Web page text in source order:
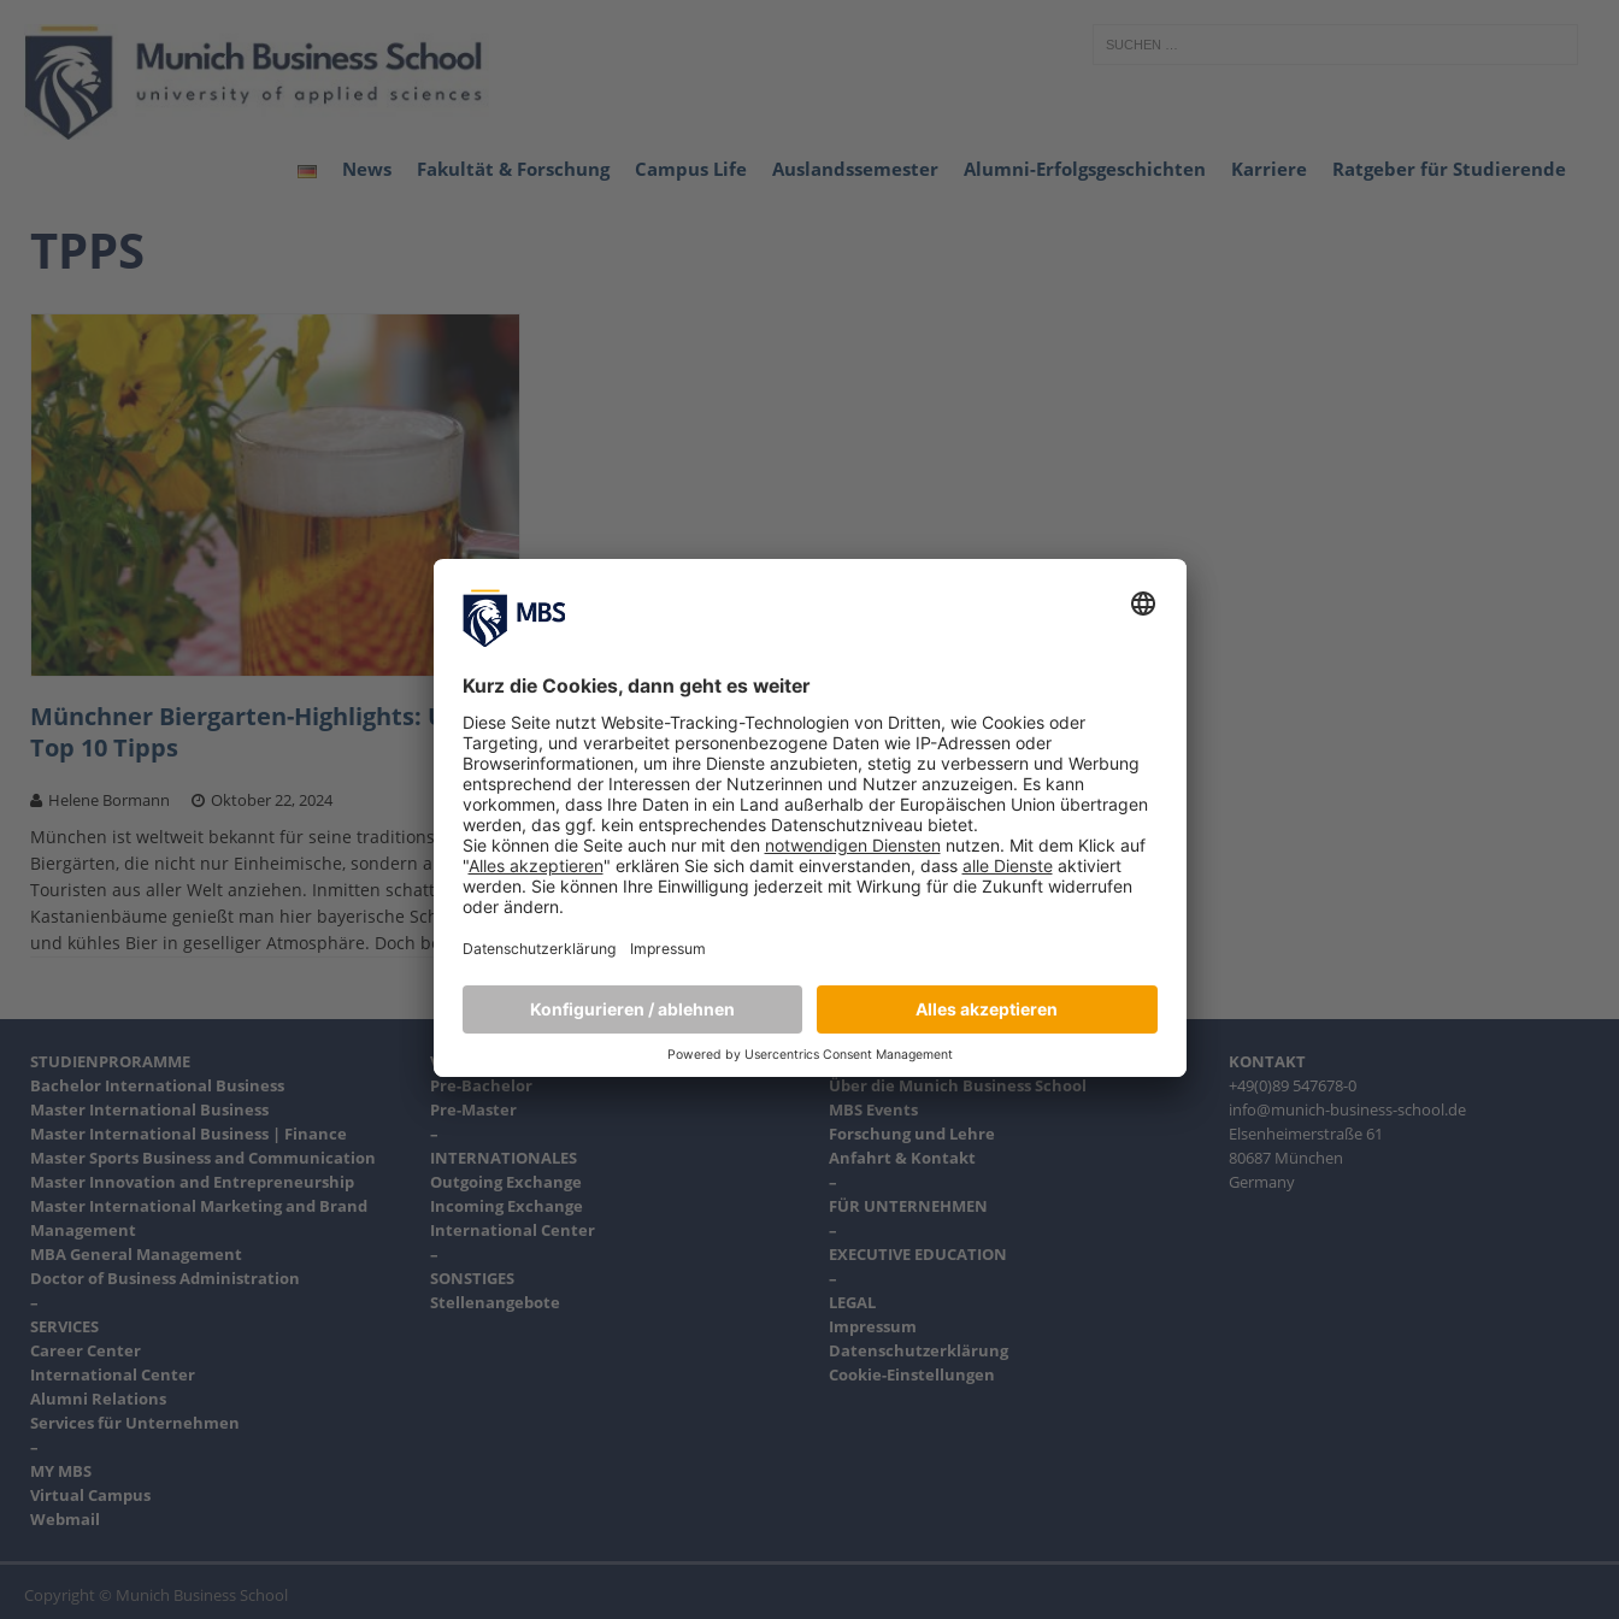
News Fakultät & Forschung Campus Life Auslandssemester Alumni-Erfolgsgeschichten Karriere Ratgeber für Studierende
TPPS
Münchner Biergarten-Highlights: Unsere
Top 10 Tipps
Helene Bormann Oktober 22, 2024
München ist weltweit bekannt für seine traditionsreichen
Biergärten, die nicht nur Einheimische, sondern auch
Touristen aus aller Welt anziehen. Inmitten schattiger
Kastanienbäume genießt man hier bayerische Schmankerl
und kühles Bier in geselliger Atmosphäre. Doch bei
[…]
STUDIENPRORAMME
Bachelor International Business
Master International Business
Master International Business | Finance
Master Sports Business and Communication
Master Innovation and Entrepreneurship
Master International Marketing and Brand
Management
MBA General Management
Doctor of Business Administration
–
SERVICES
Career Center
International Center
Alumni Relations
Services für Unternehmen
–
MY MBS
Virtual Campus
Webmail
VORBEREITENDE PROGRAMME
Pre-Bachelor
Pre-Master
–
INTERNATIONALES
Outgoing Exchange
Incoming Exchange
International Center
–
SONSTIGES
Stellenangebote
HOCHSCHULE
Über die Munich Business School
MBS Events
Forschung und Lehre
Anfahrt & Kontakt
–
FÜR UNTERNEHMEN
–
EXECUTIVE EDUCATION
–
LEGAL
Impressum
Datenschutzerklärung
Cookie-Einstellungen
KONTAKT
+49(0)89 547678-0
info@munich-business-school.de
Elsenheimerstraße 61
80687 München
Germany
Copyright © Munich Business School